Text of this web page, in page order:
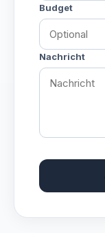
Budget
Nachricht